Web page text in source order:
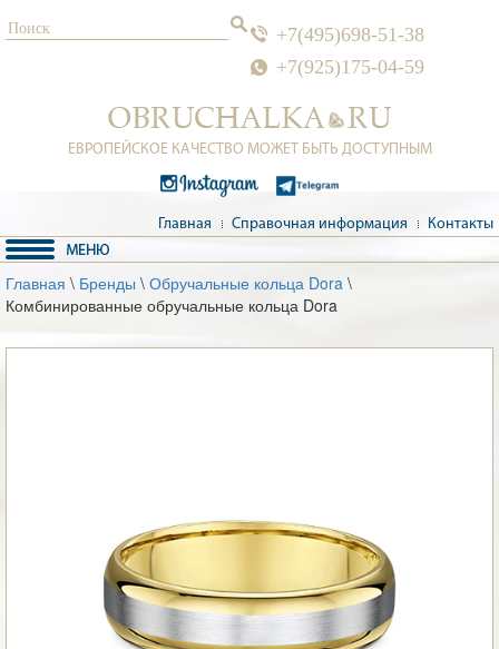
+7(495)698-51-38
+7(925)175-04-59
ЕВРОПЕЙСКОЕ КАЧЕСТВО МОЖЕТ БЫТЬ ДОСТУПНЫМ
Главная Справочная информация Контакты
Главная \ Бренды \ Обручальные кольца Dora \
Комбинированные обручальные кольца Dora